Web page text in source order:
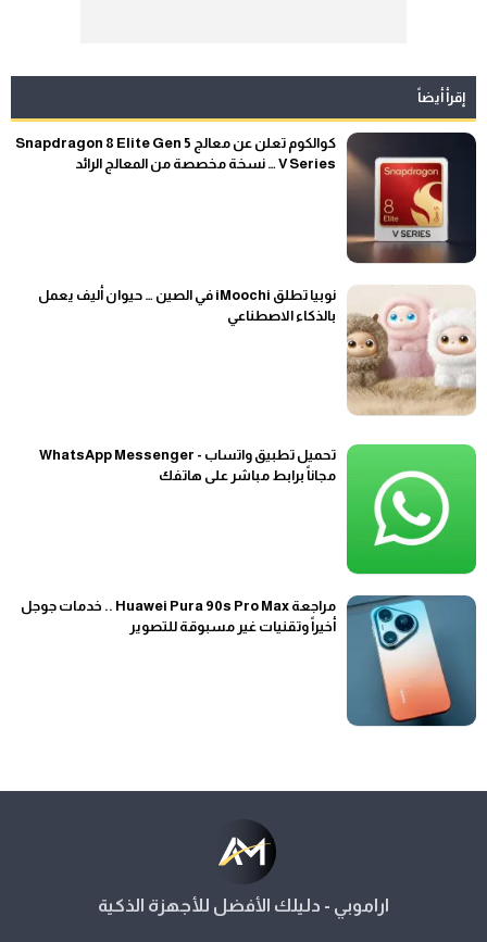
إقرأ أيضاً
كوالكوم تعلن عن معالج Snapdragon 8 Elite Gen 5
V Series … نسخة مخصصة من المعالج الرائد
نوبيا تطلق iMoochi في الصين … حيوان أليف يعمل
بالذكاء الاصطناعي
تحميل تطبيق واتساب - WhatsApp Messenger
مجاناً برابط مباشر على هاتفك
مراجعة Huawei Pura 90s Pro Max .. خدمات جوجل
أخيراً وتقنيات غير مسبوقة للتصوير
اراموبي - دليلك الأفضل للأجهزة الذكية